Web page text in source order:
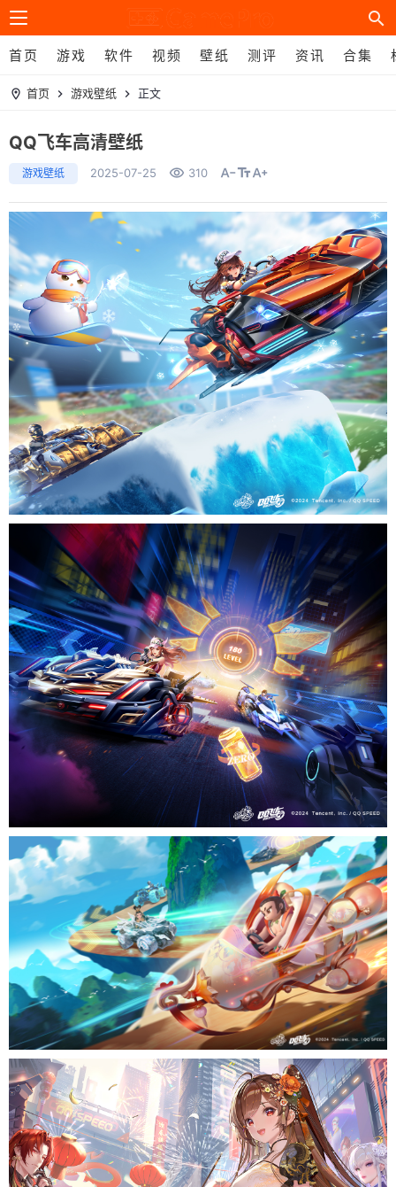
search
首页 游戏 软件 视频 壁纸 测评 资讯 合集
location_on 首页 keyboard_arrow_right 游戏壁纸 keyboard_arrow_right 正文
QQ飞车高清壁纸
游戏壁纸 2025-07-25 remove_red_eye 310 text_decreasetext_fieldstext_increase